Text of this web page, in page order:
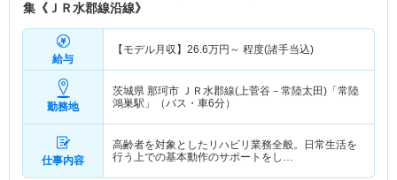
集《ＪＲ水郡線沿線》
給与
【モデル月収】 26.6万円～ 程度(諸手当込)
勤務地
茨城県 那珂市 ＪＲ水郡線(上菅谷－常陸太田)「常陸
鴻巣駅」（バス・車6分）
仕事内容
高齢者を対象としたリハビリ業務全般。日常生活を
行う上での基本動作のサポートをし…